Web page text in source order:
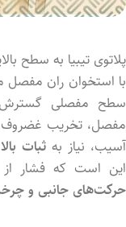
پلاتوی تیبیا به سطح
با استخوان ران مفصل
سطح مفصلی گسترش
مفصل، تخریب غضروف و
آسیب، نیاز به ثبات بالا
این است که فشار
حرکت‌های جانبی و